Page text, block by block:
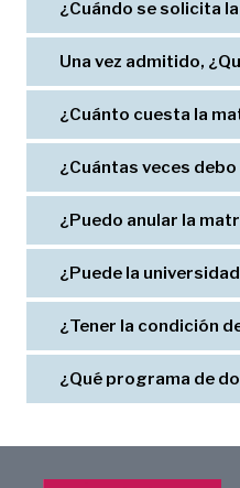
¿Cuándo se solicita
Una vez admitido,
¿Cuánto cuesta la
¿Cuántas veces
¿Puedo anular la
¿Puede la
¿Tener la condición
¿Qué programa de